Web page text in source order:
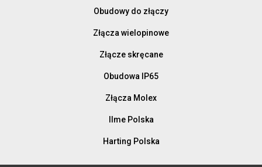
Obudowy do złączy
Złącza wielopinowe
Złącze skręcane
Obudowa IP65
Złącza Molex
Ilme Polska
Harting Polska